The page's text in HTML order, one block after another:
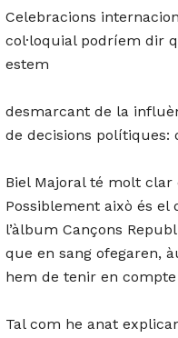
Celebracions
col·loquial podríem dir
estem
desmarcant de la
de decisions polítiques:
Biel Majoral té molt
Possiblement això és el
l’àlbum Cançons
que en sang ofegaren,
hem de tenir en
Tal com he anat